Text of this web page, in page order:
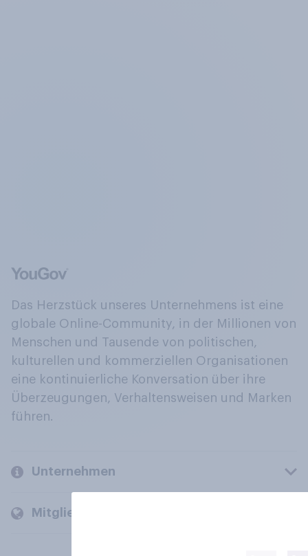
Das Herzstück unseres Unternehmens ist eine
globale Online-Community, in der Millionen von
Menschen und Tausende von politischen,
kulturellen und kommerziellen Organisationen
eine kontinuierliche Konversation über ihre
Überzeugungen, Verhaltensweisen und Marken
führen.
Unternehmen
Mitglieder und Kunden